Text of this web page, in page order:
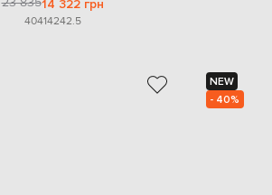
14 322 грн
40414242.5
NEW
- 40%